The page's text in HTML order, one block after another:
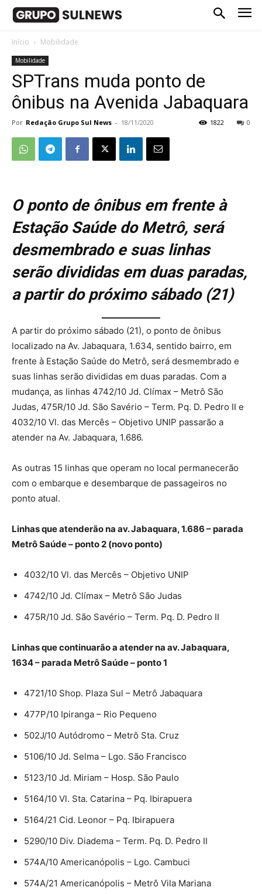
Início Mobilidade
Mobilidade
SPTrans muda ponto de
ônibus na Avenida Jabaquara
Por Redação Grupo Sul News - 18/11/2020 0
1822
O ponto de ônibus em frente à
Estação Saúde do Metrô, será
desmembrado e suas linhas
serão divididas em duas paradas,
a partir do próximo sábado (21)
A partir do próximo sábado (21), o ponto de ônibus
localizado na Av. Jabaquara, 1.634, sentido bairro, em
frente à Estação Saúde do Metrô, será desmembrado e
suas linhas serão divididas em duas paradas. Com a
mudança, as linhas 4742/10 Jd. Clímax – Metrô São
Judas, 475R/10 Jd. São Savério – Term. Pq. D. Pedro II e
4032/10 Vl. das Mercês – Objetivo UNIP passarão a
atender na Av. Jabaquara, 1.686.
As outras 15 linhas que operam no local permanecerão
com o embarque e desembarque de passageiros no
ponto atual.
Linhas que atenderão na av. Jabaquara, 1.686 – parada
Metrô Saúde – ponto 2 (novo ponto)
4032/10 Vl. das Mercês – Objetivo UNIP
4742/10 Jd. Clímax – Metrô São Judas
475R/10 Jd. São Savério – Term. Pq. D. Pedro II
Linhas que continuarão a atender na av. Jabaquara,
1634 – parada Metrô Saúde – ponto 1
4721/10 Shop. Plaza Sul – Metrô Jabaquara
477P/10 Ipiranga – Rio Pequeno
502J/10 Autódromo – Metrô Sta. Cruz
5106/10 Jd. Selma – Lgo. São Francisco
5123/10 Jd. Miriam – Hosp. São Paulo
5164/10 Vl. Sta. Catarina – Pq. Ibirapuera
5164/21 Cid. Leonor – Pq. Ibirapuera
5290/10 Div. Diadema – Term. Pq. D. Pedro II
574A/10 Americanópolis – Lgo. Cambuci
574A/21 Americanópolis – Metrô Vila Mariana